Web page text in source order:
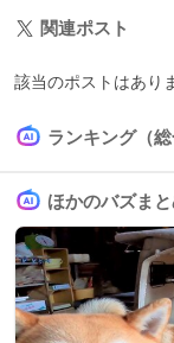
関連ポスト
該当のポストはあり
ランキング（総
ほかのバズま